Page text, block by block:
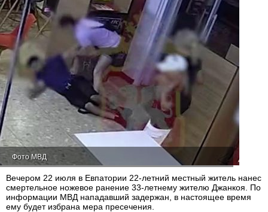
Фото МВД
Вечером 22 июля в Евпатории 22-летний местный житель нанес
смертельное ножевое ранение 33-летнему жителю Джанкоя. По
информации МВД нападавший задержан, в настоящее время
ему будет избрана мера пресечения.